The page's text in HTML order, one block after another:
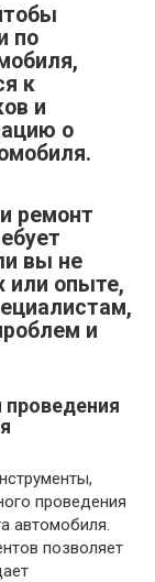
по
к
и
о
ремонт
вы не
или опыте,
и
проведения
автомобиля.
позволяет